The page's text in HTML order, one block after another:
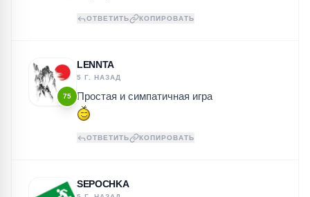
ОТВЕТИТЬ КОПИРОВАТЬ
75
LENNTA
5 Г. НАЗАД
Простая и симпатичная игра
ОТВЕТИТЬ КОПИРОВАТЬ
SEPOCHKA